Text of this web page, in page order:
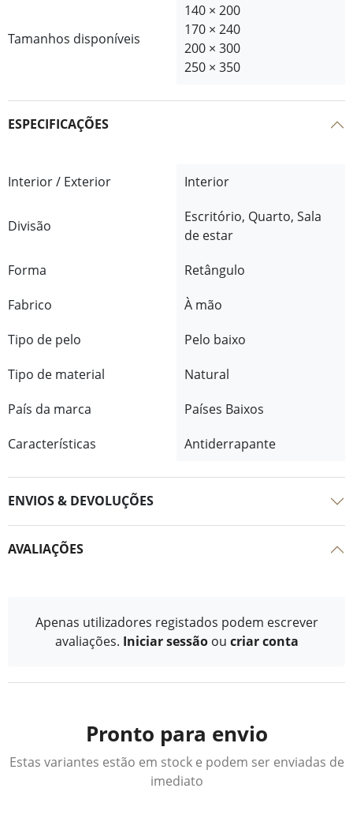
Tamanhos disponíveis
140 × 200
170 × 240
200 × 300
250 × 350
ESPECIFICAÇÕES
Interior / Exterior Interior
Divisão
Escritório, Quarto, Sala
de estar
Forma
Retângulo
Fabrico
À mão
Tipo de pelo
Pelo baixo
Tipo de material
Natural
País da marca
Países Baixos
Características
Antiderrapante
ENVIOS & DEVOLUÇÕES
AVALIAÇÕES
Apenas utilizadores registados podem escrever
avaliações. Iniciar sessão ou criar conta
Pronto para envio
Estas variantes estão em stock e podem ser enviadas de
imediato